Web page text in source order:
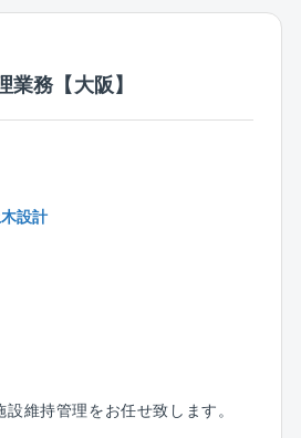
ィス内装工事（規模：約41百万
装ルーバー工事（規模：約38百
ポートや研修が多岐にわたり準
スキルアップに繋げ ることが
デザインにチームの一員として
。
務【大阪】
設計
維持管理をお任せ致します。